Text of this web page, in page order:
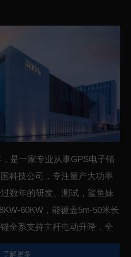
是一家专业从事GPS电子锚
科技公司，专注量产大功率
数年的研发、测试，鲨鱼妹
60KW，能覆盖5m-50米长
全系支持主杆电动升降，全
用碳纤维或者钛合金，具有
了解更多